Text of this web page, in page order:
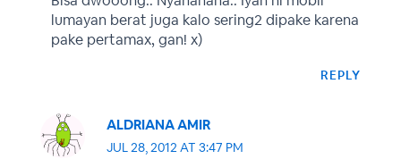
lumayan berat juga kalo sering2 dipake karena
pake pertamax, gan! x)
REPLY
ALDRIANA AMIR
JUL 28, 2012 AT 3:47 PM